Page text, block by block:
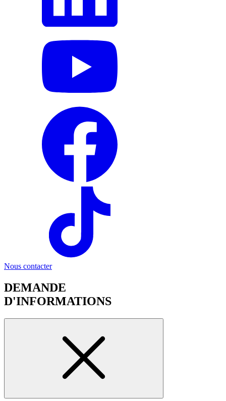
Nous contacter
DEMANDE
D'INFORMATIONS